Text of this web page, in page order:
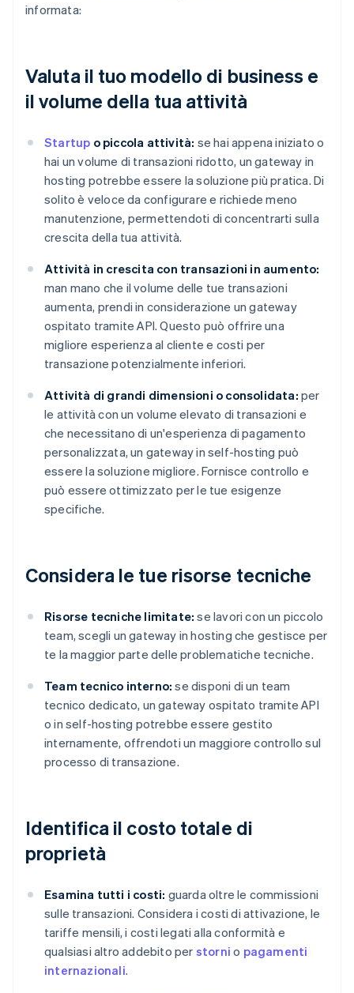
informata:
Valuta il tuo modello di business e
il volume della tua attività
Startup o piccola attività: se hai appena iniziato o
hai un volume di transazioni ridotto, un gateway in
hosting potrebbe essere la soluzione più pratica. Di
solito è veloce da configurare e richiede meno
manutenzione, permettendoti di concentrarti sulla
crescita della tua attività.
Attività in crescita con transazioni in aumento:
man mano che il volume delle tue transazioni
aumenta, prendi in considerazione un gateway
ospitato tramite API. Questo può offrire una
migliore esperienza al cliente e costi per
transazione potenzialmente inferiori.
Attività di grandi dimensioni o consolidata: per
le attività con un volume elevato di transazioni e
che necessitano di un'esperienza di pagamento
personalizzata, un gateway in self-hosting può
essere la soluzione migliore. Fornisce controllo e
può essere ottimizzato per le tue esigenze
specifiche.
Considera le tue risorse tecniche
Risorse tecniche limitate: se lavori con un piccolo
team, scegli un gateway in hosting che gestisce per
te la maggior parte delle problematiche tecniche.
Team tecnico interno: se disponi di un team
tecnico dedicato, un gateway ospitato tramite API
o in self-hosting potrebbe essere gestito
internamente, offrendoti un maggiore controllo sul
processo di transazione.
Identifica il costo totale di
proprietà
Esamina tutti i costi: guarda oltre le commissioni
sulle transazioni. Considera i costi di attivazione, le
tariffe mensili, i costi legati alla conformità e
qualsiasi altro addebito per storni o pagamenti
internazionali.